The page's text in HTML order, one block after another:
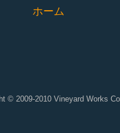
ホーム
© 2009-2010 Vineyard Works